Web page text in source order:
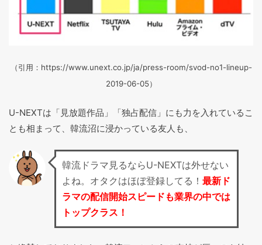
（引用：https://www.unext.co.jp/ja/press-room/svod-no1-lineup-
2019-06-05）
U-NEXTは「見放題作品」「独占配信」にも力を入れているこ
とも相まって、韓流沼に浸かっている友人も、
韓流ドラマ見るならU-NEXTは外せない
よね。オタクはほぼ登録してる！ 最新ド
ラマの配信開始スピードも業界の中では
トップクラス！